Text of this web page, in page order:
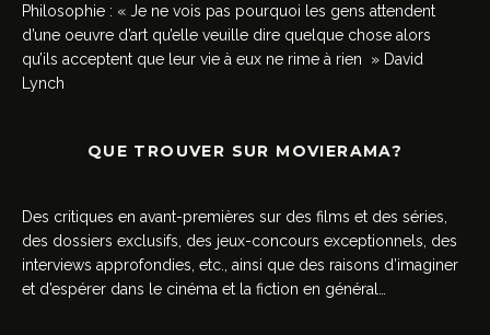
Philosophie : « Je ne vois pas pourquoi les gens attendent
d’une oeuvre d’art qu’elle veuille dire quelque chose alors
qu’ils acceptent que leur vie à eux ne rime à rien » David
Lynch
QUE TROUVER SUR MOVIERAMA?
Des critiques en avant-premières sur des films et des séries,
des dossiers exclusifs, des jeux-concours exceptionnels, des
interviews approfondies, etc., ainsi que des raisons d’imaginer
et d’espérer dans le cinéma et la fiction en général…